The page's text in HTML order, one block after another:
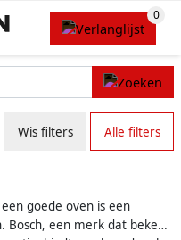
Wis filters Alle filters
goede oven is een
Bosch, een merk dat bekend